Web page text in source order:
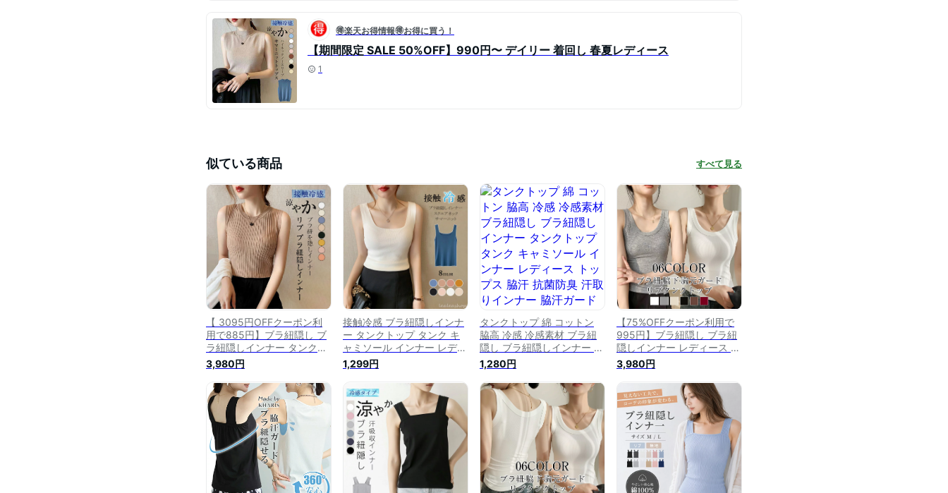
🉐楽天お得情報🉐お得に買う！
【期間限定 SALE 50%OFF】990円〜 デイリー 着回し 春夏レディース
1
似ている商品 すべて見る
【 3095円OFFクーポン利
用で885円】ブラ紐隠し ブ
ラ紐隠しインナー タンクト
ップ タンク キャミソール U
ネック インナー レディース
トップス 薄手 脇汗 抗菌防
臭 汗取りインナー 脇汗ガー
ド シンプル 定番 重ね着 伸
縮性 通気性 冷感インナー
接触冷感 8色 送料無料
3,980円
接触冷感 ブラ紐隠しインナ
ー タンクトップ タンク キ
ャミソール インナー レディ
ース 夏 スクエアネツク サ
マーニットタンクトップ 脇
汗 抗菌防臭 汗取りインナー
脇汗 定番 重ね着 伸縮性 通
気性 8色 送料無料
1,299円
タンクトップ 綿 コットン
脇高 冷感 冷感素材 ブラ紐
隠し ブラ紐隠しインナー タ
ンクトップ タンク キャミソ
ール インナー レディース
トップス 脇汗 抗菌防臭 汗
取りインナー 脇汗ガード 黒
白 シンプル 定番 重ね着 冷
感インナー □
1,280円
【75%OFFクーポン利用で
995円】ブラ紐隠し ブラ紐
隠しインナー レディース U
ネック タンクトップ タンク
リ インナー トップス 脇汗
ガード 脇汗 抗菌防臭 汗取
りインナー シンプル 定番
重ね着 送料無料
3,980円